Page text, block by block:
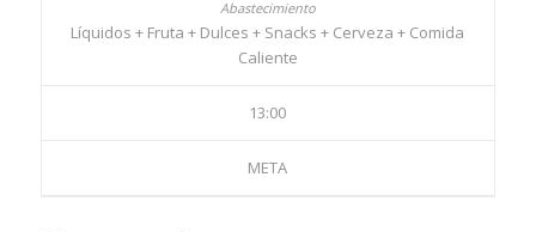
Líquidos + Fruta + Dulces + Snacks + Cerveza + Comida
Caliente
13:00
META